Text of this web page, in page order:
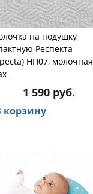
на подушку
Респекта
НП07, молочная
1 590 руб.
корзину